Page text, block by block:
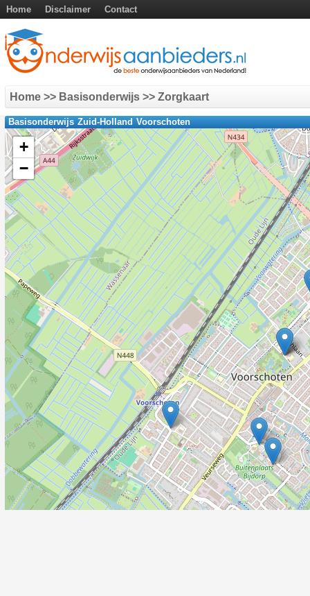
Home Disclaimer Contact
Home >> Basisonderwijs >> Zorgkaart
Basisonderwijs Zuid-Holland Voorschoten
+
−